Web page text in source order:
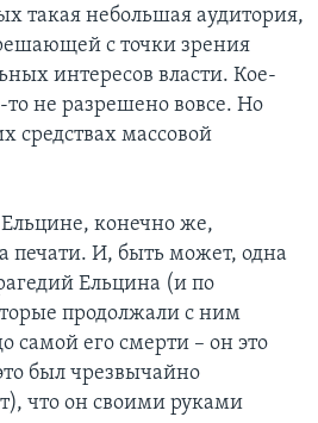
такая небольшая аудитория,
с точки зрения
интересов власти. Кое-
то не разрешено вовсе. Но
средствах массовой
конечно же,
печати. И, быть может, одна
Ельцина (и по
продолжали с ним
самой его смерти – он это
был чрезвычайно
что он своими руками